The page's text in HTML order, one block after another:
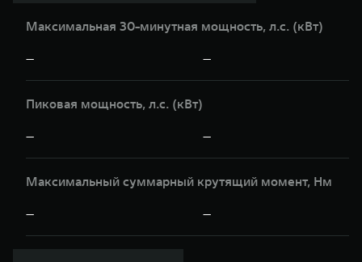
Максимальная 30-минутная мощность, л.c. (кВт)
— —
Пиковая мощность, л.с. (кВт)
— —
Максимальный суммарный крутящий момент, Нм
— —